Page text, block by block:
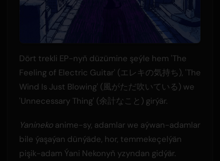
Dört trekli EP-nyň düzümine şeýle hem 'The
Feeling of Electric Guitar' (エレキの気持ち), 'The
Wind Is Just Blowing' (風がただ吹いている) we
'Unnecessary Thing' (余計なこと) girýär.
Yaninekoanime-sy, adamlar we aýwan-adamlar
bile ýaşaýan dünýäde, hor, temmekeçelýän
pişik-adam Ýani Nekonyň yzyndan gidýär.